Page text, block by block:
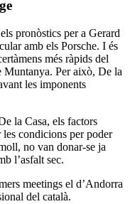
pronòstics per a Gerard
amb els Porsche. I és
més ràpids del
Muntanya. Per això, De la
les imponents
la Casa, els factors
les condicions per poder
no van donar-se ja
l’asfalt sec.
meetings el d’Andorra
del català.